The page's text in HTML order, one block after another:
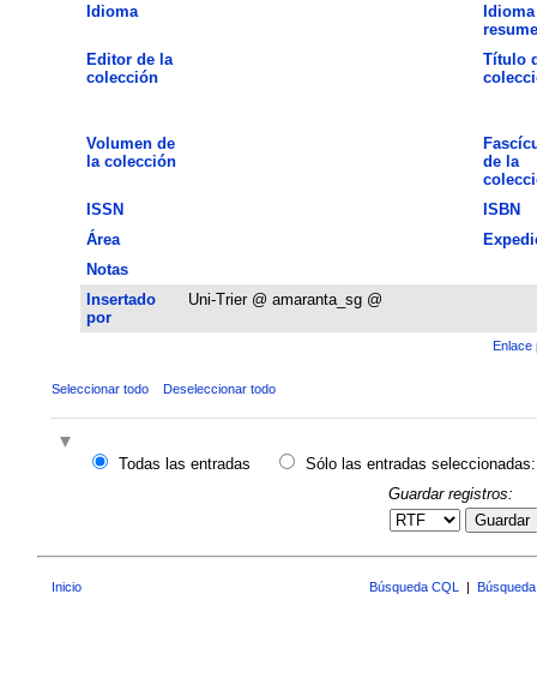
Idioma
Editor de la
colección
Título
Volumen de
la colección
de la
ISSN
ISBN
Área
Notas
Insertado
por
Uni-Trier @ amaranta_sg @
Enlace
Seleccionar todo Deseleccionar todo
Todas las entradas
Sólo las entradas seleccionadas:
Guardar registros:
Guardar
Inicio Búsqueda CQL